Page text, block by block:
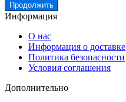
Продолжить
Информация
О нас
Информация о доставке
Политика безопасности
Условия соглашения
Дополнительно